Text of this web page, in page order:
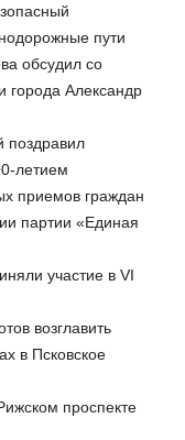
пути
обсудил со
города Александр
поздравил
летием
приемов граждан
партии «Единая
участие в VI
возглавить
в Псковское
проспекте